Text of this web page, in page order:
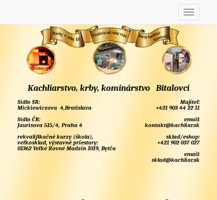
Kachliarstvo, krby, kominárstvo Bitalovci
Sídlo SR:
Mickiewiczova 4,Bratislava
Sídlo ČR:
Jaurisova 515/4, Praha 4
rekvalifikačné kurzy (škola),
veľkosklad, výstavné priestory:
01362 Veľké Rovné Madzín 1019, Bytča
Majiteľ:
+421 903 44 22 11
email:
kontakt@kachliar.sk
sklad/eshop:
+421 902 037 027
email:
sklad@kachliar.sk